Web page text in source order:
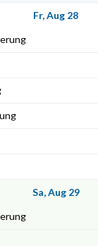
Fr, Aug 28
Sa, Aug 29